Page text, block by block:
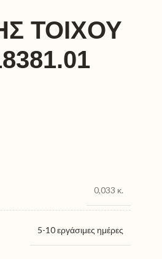
ΤΟΙΧΟΥ
0,033 κ.
5-10 εργάσιμες ημέρες